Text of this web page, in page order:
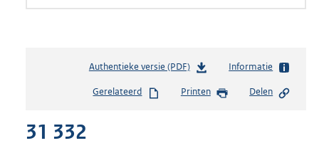
Authentieke versie (PDF)b
s
Informatie
Gerelateerd Printen Delen
31 332